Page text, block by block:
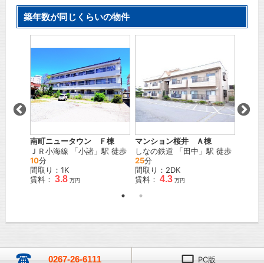
築年数が同じくらいの物件
南町ニュータウン Ｆ棟
ＪＲ小海線 「小諸 」駅 徒歩
10分
間取り：1K
賃料： 3.8 万円
マンション桜井 Ａ棟
しなの鉄道 「田中 」駅 徒歩
25分
間取り：2DK
賃料： 4.3 万円
0267-26-6111 PC版